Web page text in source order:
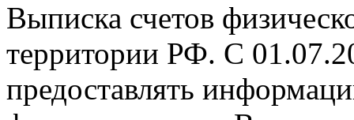
Выписка счетов
территории РФ. С
предоставлять